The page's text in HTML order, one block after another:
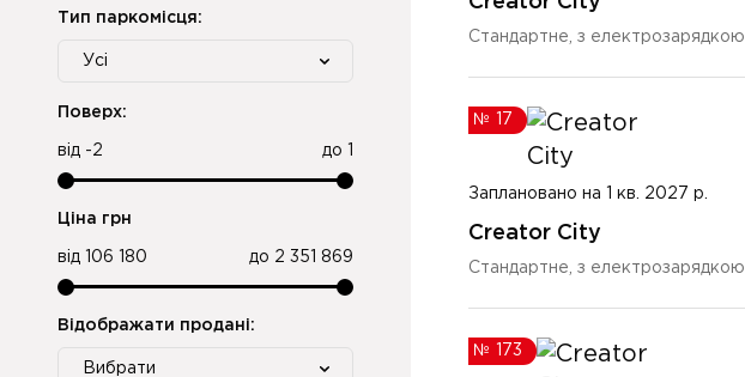
Тип паркомісця:
Усі
Поверх:
від -2 до
Ціна грн
від 106 180 до 2 351 869
Відображати продані:
Вибрати
Стандартне, з електрозарядкою
№ 17
Заплановано на 1 кв. 2027 р.
Creator City
Стандартне, з електрозарядкою
№ 173